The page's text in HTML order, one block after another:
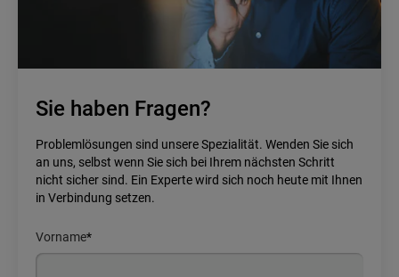
Sie haben Fragen?
Problemlösungen sind unsere Spezialität. Wenden Sie sich
an uns, selbst wenn Sie sich bei Ihrem nächsten Schritt
nicht sicher sind. Ein Experte wird sich noch heute mit Ihnen
in Verbindung setzen.
*
Vorname